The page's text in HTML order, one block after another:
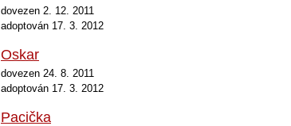
dovezen 2. 12. 2011
adoptován 17. 3. 2012
Oskar
dovezen 24. 8. 2011
adoptován 17. 3. 2012
Pacička